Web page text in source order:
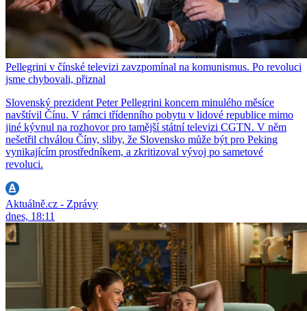
Pellegrini v čínské televizi zavzpomínal na komunismus. Po revoluci
jsme chybovali, přiznal
Slovenský prezident Peter Pellegrini koncem minulého měsíce
navštívil Čínu. V rámci třídenního pobytu v lidové republice mimo
jiné kývnul na rozhovor pro tamější státní televizi CGTN. V něm
nešetřil chválou Číny, sliby, že Slovensko může být pro Peking
vynikajícím prostředníkem, a zkritizoval vývoj po sametové
revoluci.
Aktuálně.cz - Zprávy
dnes, 18:11